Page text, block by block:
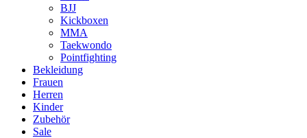
BJJ
Kickboxen
MMA
Taekwondo
Pointfighting
Bekleidung
Frauen
Herren
Kinder
Zubehör
Sale